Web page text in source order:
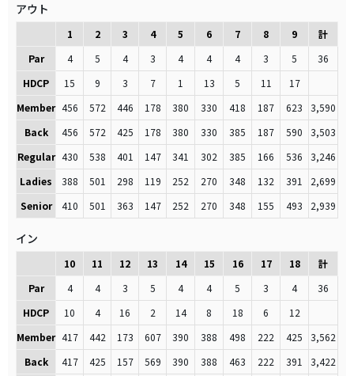
アウト
1 2 3 4 5 6 7 8 9
計
Par
4 5 4 3 4 4 4 3 5
36
HDCP
15 9 3 7 1 13 5 11
17
Member 456 572 446 178 380 330 418 187 623
3,590
Back
456 572 425 178 380 330 385 187 590
3,503
Regular 430 538 401 147 341 302 385 166 536
3,246
Ladies
388 501 298 119 252 270 348 132 391
2,699
Senior
410 501 363 147 252 270 348 155 493 2,939
イン
10 11 12 13 14 15 16 17 18
計
Par
4 4 3 5 4 4 5 3 4
36
HDCP
10 4 16 2 14 8 18 6
12
Member 417 442 173 607 390 388 498 222 425
3,562
Back
417 425 157 569 390 388 463 222 391
3,422